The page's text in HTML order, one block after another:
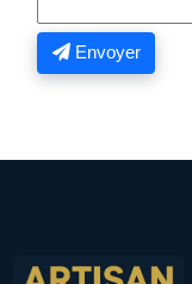
Envoyer